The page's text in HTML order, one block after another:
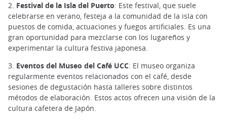
2. Festival de la Isla del Puerto: Este festival, que suele
celebrarse en verano, festeja a la comunidad de la isla con
puestos de comida, actuaciones y fuegos artificiales. Es una
gran oportunidad para mezclarse con los lugareños y
experimentar la cultura festiva japonesa.
3. Eventos del Museo del Café UCC: El museo organiza
regularmente eventos relacionados con el café, desde
sesiones de degustación hasta talleres sobre distintos
métodos de elaboración. Estos actos ofrecen una visión de la
cultura cafetera de Japón.